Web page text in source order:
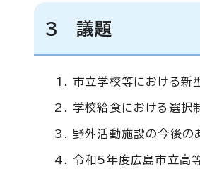
3 議題
市立学校等における新
学校給食における選択
野外活動施設の今後の
令和5年度広島市立高